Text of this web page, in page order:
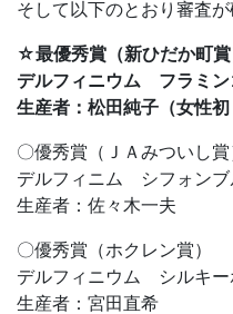
そして以下のとおり審査が
☆最優秀賞（新ひだか町賞
デルフィニウム フラミン
生産者：松田純子（女性初
〇優秀賞（ＪＡみついし賞
デルフィニム シフォンブ
生産者：佐々木一夫
〇優秀賞（ホクレン賞）
デルフィニウム シルキー
生産者：宮田直希